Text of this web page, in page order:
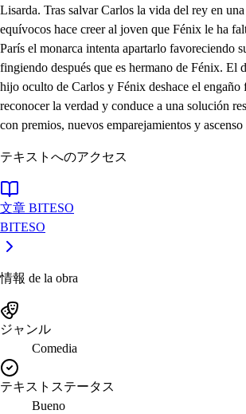
Lisarda. Tras salvar Carlos la vida del rey en
equívocos hace creer al joven que Fénix le ha
París el monarca intenta apartarlo favoreciendo
fingiendo después que es hermano de Fénix. El
hijo oculto de Carlos y Fénix deshace el engaño
reconocer la verdad y conduce a una solución
con premios, nuevos emparejamientos y ascenso
テキストへのアクセス
文章 BITESO
BITESO
情報 de la obra
ジャンル
Comedia
テキストステータス
Bueno